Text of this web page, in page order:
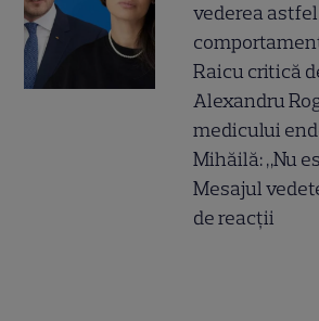
vederea
Raicu critică
Alexandru
medicului
Mihăilă: „Nu
Mesajul
de reacții